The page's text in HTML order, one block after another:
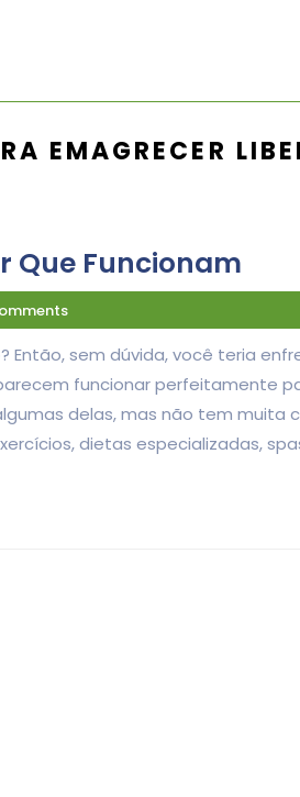
EMAGRECER
Que Funcionam
Então, sem dúvida, você teria
funcionar perfeitamente
delas, mas não tem muita
dietas especializadas,